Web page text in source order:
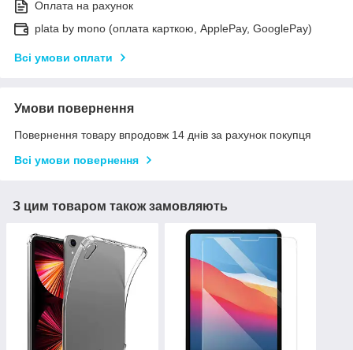
Оплата на рахунок
plata by mono (оплата карткою, ApplePay, GooglePay)
Всі умови оплати
Умови повернення
Повернення товару впродовж 14 днів за рахунок покупця
Всі умови повернення
З цим товаром також замовляють